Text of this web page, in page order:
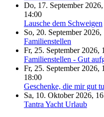
Do, 17. September 2026,
14:00
Lausche dem Schweigen
So, 20. September 2026,
Familienstellen
Fr, 25. September 2026,
Familienstellen - Gut
Fr, 25. September 2026,
18:00
Geschenke, die mir gut
Sa, 10. Oktober 2026,
Tantra Yacht Urlaub